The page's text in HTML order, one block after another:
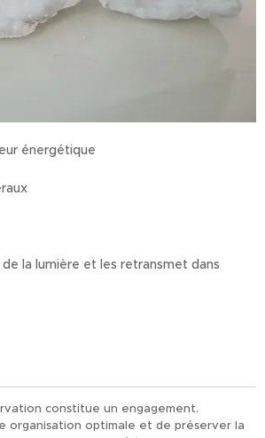
énergétique
la lumière et les retransmet dans
constitue un engagement.
organisation optimale et de préserver la